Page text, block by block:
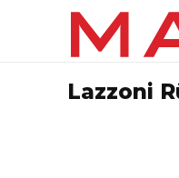
Lazzoni